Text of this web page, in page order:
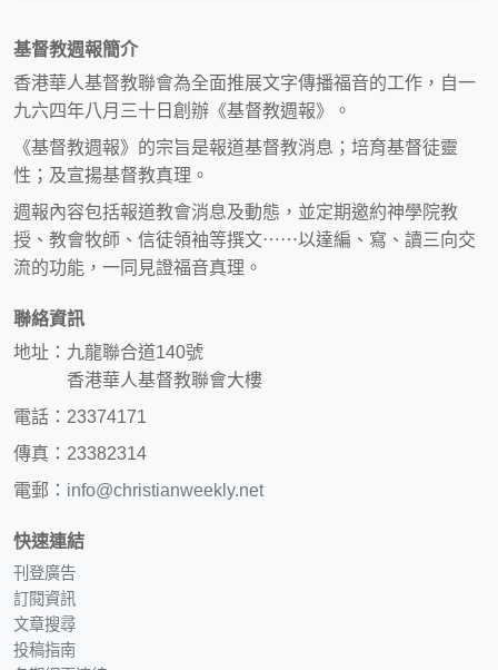
基督教週報簡介
香港華人基督教聯會為全面推展文字傳播福音的工作，自一
九六四年八月三十日創辦《基督教週報》。
《基督教週報》的宗旨是報道基督教消息；培育基督徒靈
性；及宣揚基督教真理。
週報內容包括報道教會消息及動態，並定期邀約神學院教
授、教會牧師、信徒領袖等撰文⋯⋯以達編、寫、讀三向交
流的功能，一同見證福音真理。
聯絡資訊
地址：九龍聯合道140號
香港華人基督教聯會大樓
電話：23374171
傳真：23382314
電郵： info@christianweekly.net
快速連結
刊登廣告
訂閱資訊
文章搜尋
投稿指南